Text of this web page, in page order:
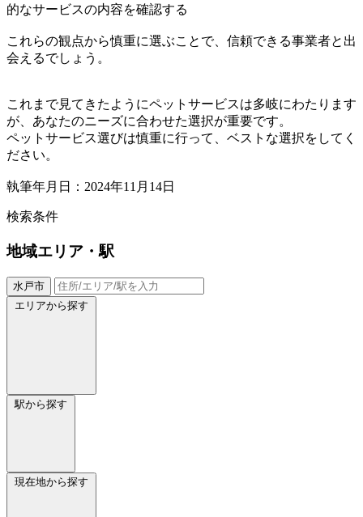
的なサービスの内容を確認する
これらの観点から慎重に選ぶことで、信頼できる事業者と出
会えるでしょう。
これまで見てきたようにペットサービスは多岐にわたります
が、あなたのニーズに合わせた選択が重要です。
ペットサービス選びは慎重に行って、ベストな選択をしてく
ださい。
執筆年月日：2024年11月14日
検索条件
地域エリア・駅
水戸市
エリアから探す
駅から探す
現在地から探す